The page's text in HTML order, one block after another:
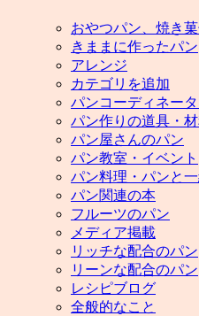
おやつパン、焼き
きままに作ったパン
アレンジ
カテゴリを追加
パンコーディネー
パン作りの道具・
パン屋さんのパン
パン教室・イベント
パン料理・パンと
パン関連の本
フルーツのパン
メディア掲載
リッチな配合のパン
リーンな配合のパン
レシピブログ
全般的なこと